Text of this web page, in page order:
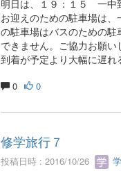
明日は、１９：１５ 一中
お迎えのための駐車場は
の駐車場はバスのための
できません。ご協力お願い
到着が予定より大幅に遅れ
0 0
修学旅行７
投稿日時 : 2016/10/26